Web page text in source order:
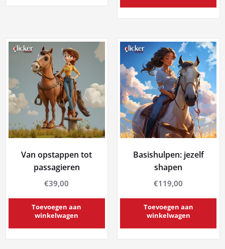
Van opstappen tot
passagieren
€39,00
Toevoegen aan
winkelwagen
Basishulpen: jezelf
shapen
€119,00
Toevoegen aan
winkelwagen